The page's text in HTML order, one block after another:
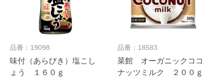
品番：19098
味付（あらびき）塩こし
ょう １６０ｇ
品番：18583
菜館 オーガニックココ
ナッツミルク ２００ｇ